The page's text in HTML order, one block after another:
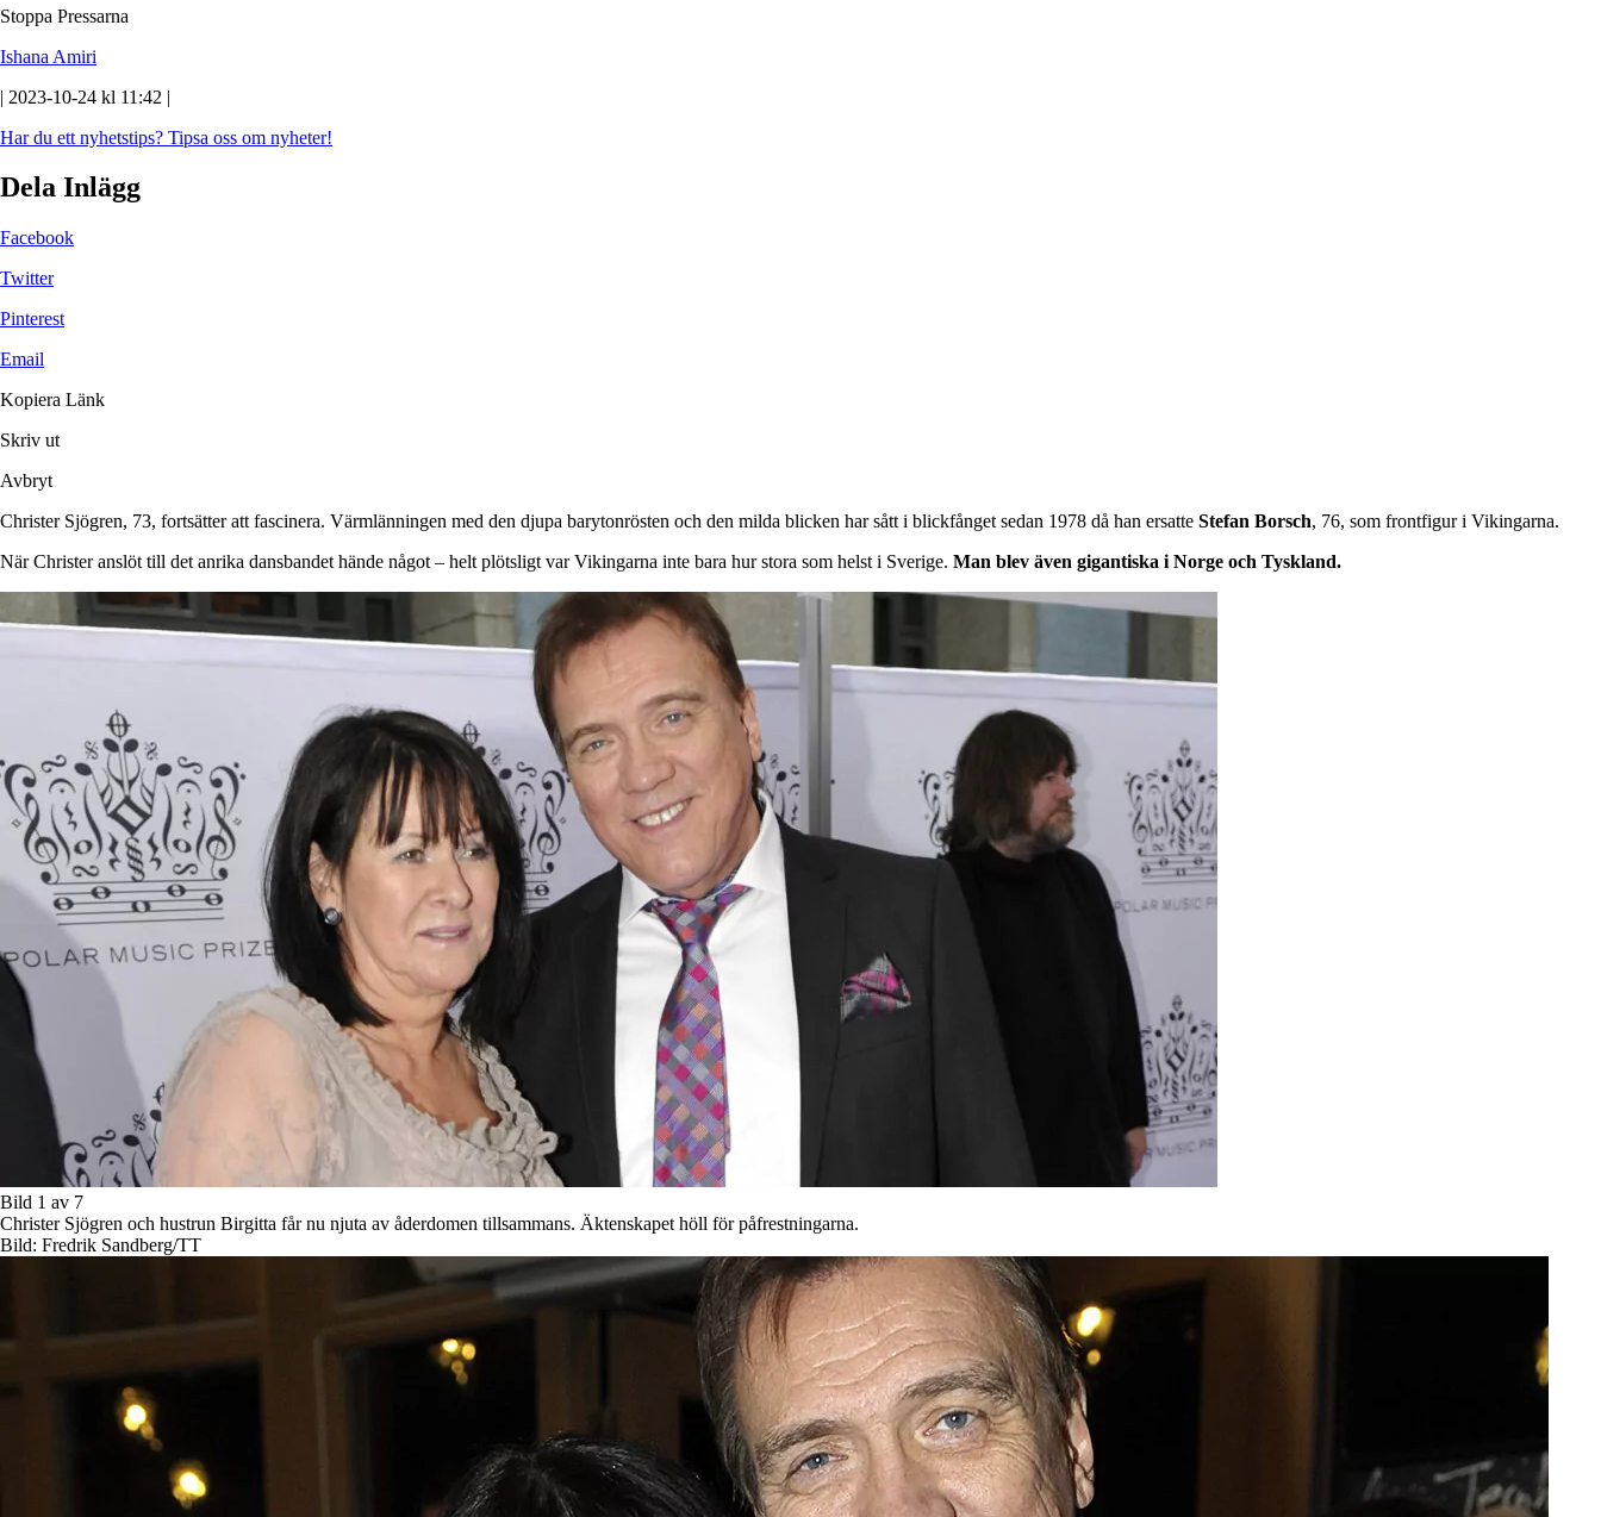
Stoppa Pressarna
Ishana Amiri
| 2023-10-24 kl 11:42 |
Har du ett nyhetstips? Tipsa oss om nyheter!
Dela Inlägg
Facebook
Twitter
Pinterest
Email
Kopiera Länk
Skriv ut
Avbryt
Christer Sjögren, 73, fortsätter att fascinera. Värmlänningen med den djupa barytonrösten och den milda blicken har sått i blickfånget sedan 1978 då han ersatte Stefan Borsch, 76, som frontfigur i Vikingarna.
När Christer anslöt till det anrika dansbandet hände något – helt plötsligt var Vikingarna inte bara hur stora som helst i Sverige. Man blev även gigantiska i Norge och Tyskland.
Bild 1 av 7
Christer Sjögren och hustrun Birgitta får nu njuta av åderdomen tillsammans. Äktenskapet höll för påfrestningarna.
Bild: Fredrik Sandberg/TT